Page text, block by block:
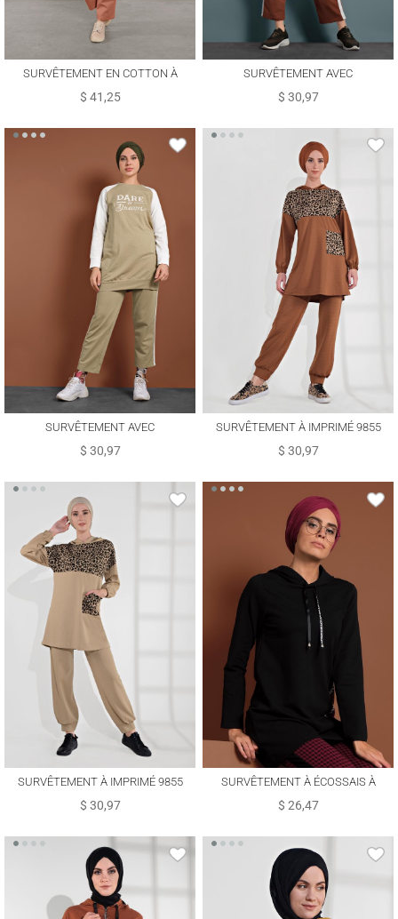
SURVÊTEMENT EN COTTON À
COLORÉ 5708
$ 41,25
SURVÊTEMENT AVEC
INSCRIPTION 347
$ 30,97
SURVÊTEMENT AVEC
INSCRIPTION 347
$ 30,97
SURVÊTEMENT À IMPRIMÉ 9855
$ 30,97
SURVÊTEMENT À IMPRIMÉ 9855
$ 30,97
SURVÊTEMENT À ÉCOSSAIS À
RAYURES 7355
$ 26,47